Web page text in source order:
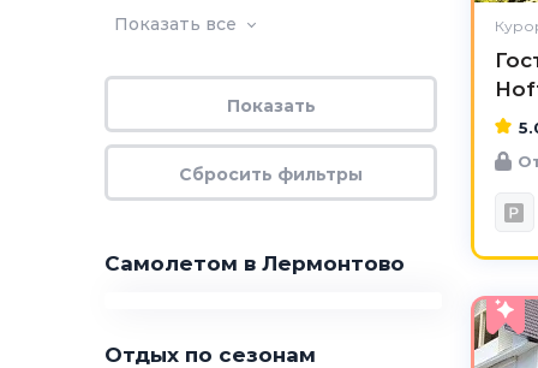
Показать все
Самолетом в Лермонтово
Отдых по сезонам